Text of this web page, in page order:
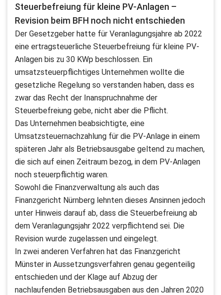
Steuerbefreiung für kleine PV-Anlagen –
Revision beim BFH noch nicht entschieden
Der Gesetzgeber hatte für Veranlagungsjahre ab 2022
eine ertragsteuerliche Steuerbefreiung für kleine PV-
Anlagen bis zu 30 KWp beschlossen. Ein
umsatzsteuerpflichtiges Unternehmen wollte die
gesetzliche Regelung so verstanden haben, dass es
zwar das Recht der Inanspruchnahme der
Steuerbefreiung gebe, nicht aber die Pflicht.
Das Unternehmen beabsichtigte, eine
Umsatzsteuernachzahlung für die PV-Anlage in einem
späteren Jahr als Betriebsausgabe geltend zu machen,
die sich auf einen Zeitraum bezog, in dem PV-Anlagen
noch steuerpflichtig waren.
Sowohl die Finanzverwaltung als auch das
Finanzgericht Nürnberg lehnten dieses Ansinnen jedoch
unter Hinweis darauf ab, dass die Steuerbefreiung ab
dem Veranlagungsjahr 2022 verpflichtend sei. Die
Revision wurde zugelassen und eingelegt.
In zwei anderen Verfahren hat das Finanzgericht
Münster in Aussetzungsverfahren genau gegenteilig
entschieden und der Klage auf Abzug der
nachlaufenden Betriebsausgaben aus den Jahren 2020